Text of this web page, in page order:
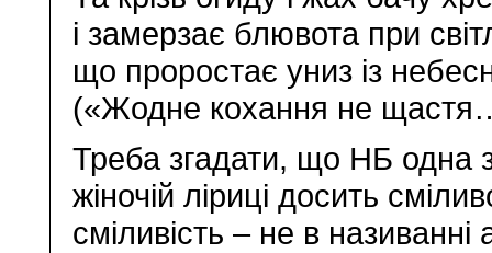
і замерзає блювота при
що проростає униз із
(«Жодне кохання не
Треба згадати, що НБ одна
жіночій ліриці досить
сміливість – не в